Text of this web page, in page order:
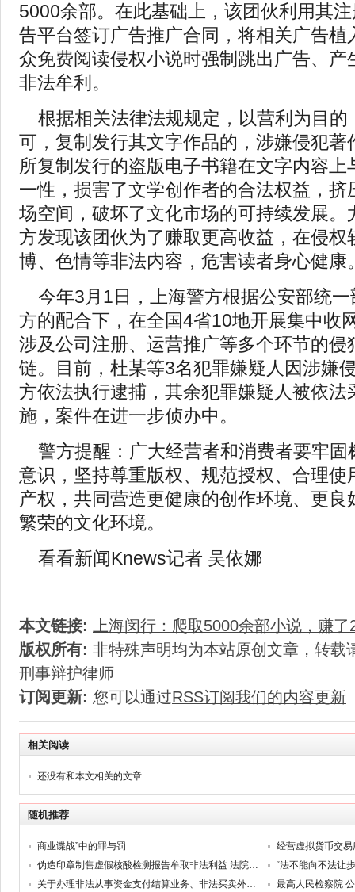
5000余部。在此基础上，该团伙利用其
告平台签订广告推广合同，将相关广告植
众免费阅读侵权小说时强制跳出广告、产
非法牟利。
根据相关法律法规规定，以营利为目的
可，复制发行其文字作品的，涉嫌侵犯著
所复制发行的盗版电子书籍在文字内容上
一性，损害了文学创作者的合法权益，挤
场空间，破坏了文化市场的可持续发展。
方发现该团伙为了赚取更高收益，在侵权
博、色情等非法内容，危害读者身心健康
今年3月1日，上海警方根据公安部统
方的配合下，在全国4省10地开展集中收
涉及公司注册、运营推广等多个环节的侵
链。目前，杜某等3名犯罪嫌疑人因涉嫌
方依法执行逮捕，其余犯罪嫌疑人被依法
施，案件在进一步侦办中。
警方提醒：广大经营者和消费者要牢固
意识，坚持尊重版权、规范授权、合理使
产权，共同营造更健康的创作环境、更良
繁荣的文化环境。
看看新闻Knews记者 吴依娜
本文链接:
上海闵行：爬取5000余部小说，赚了
版权所有: 非特殊声明均为本站原创文章，转载
刑事辩护律师
订阅更新: 您可以通过RSS订阅我们的内容更新
相关阅读
还没有和本文相关的文章
随机推荐
商业谍战”中的罪与罚
经营虚拟货币交
伪造印章制售虚假核酸检测报告牟取非法利益 法院：构成伪造公司、事业单位印章罪
关于办理非法从事资金支付结算业务、非法买卖外汇刑事案件适用法律若干问题的解释